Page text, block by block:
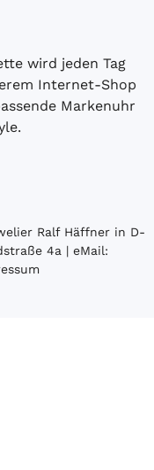
wird jeden Tag
Internet-Shop
Markenuhr
Ralf Häffner in D-
4a | eMail: